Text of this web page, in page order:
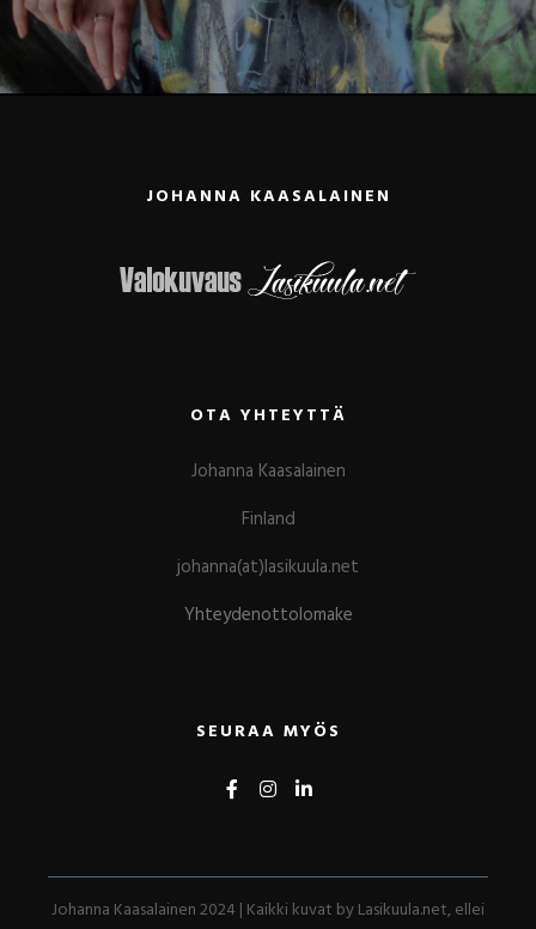
JOHANNA KAASALAINEN
OTA YHTEYTTÄ
Johanna Kaasalainen
Finland
johanna(at)lasikuula.net
Yhteydenottolomake
SEURAA MYÖS
Johanna Kaasalainen 2024 | Kaikki kuvat by Lasikuula.net, ellei